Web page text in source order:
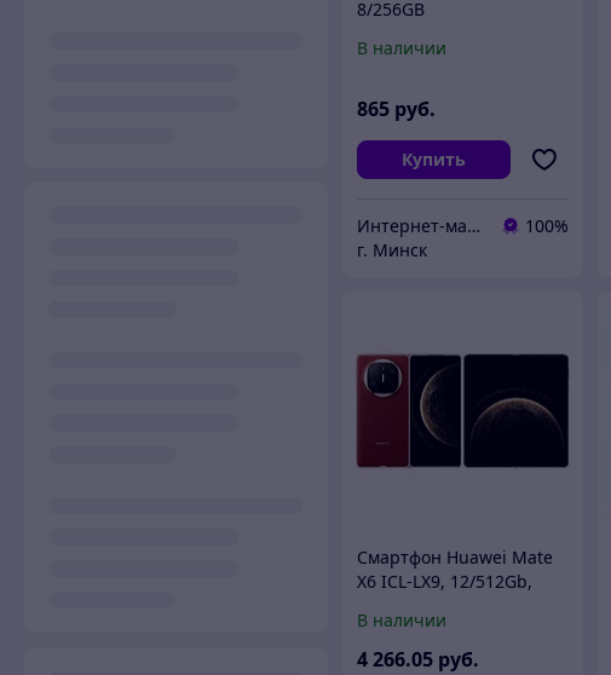
8/256GB
версия)
В наличии
865 руб.
Купить
Интернет-магазин ВашТелефон
100%
г. Минск
Смартфон Huawei Mate
X6 ICL-LX9, 12/512Gb,
В наличии
4 266.05 руб.